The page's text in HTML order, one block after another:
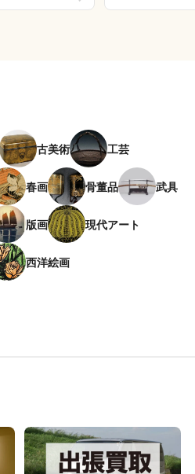
古美術 工芸
春画 骨董品 武具
版画 現代アート
西洋絵画